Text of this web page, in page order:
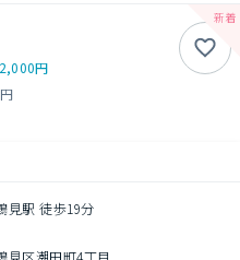
円
見駅 徒歩19分
見区潮田町4丁目